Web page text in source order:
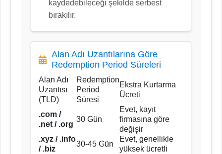
kaydedebileceği şekilde serbest
bırakılır.
Alan Adı Uzantılarına Göre
Redemption Period Süreleri
Alan Adı
Uzantısı
(TLD)
Redemption
Period
Süresi
Ekstra Kurtarma
Ücreti
.com /
.net / .org
30 Gün
Evet, kayıt
firmasına göre
değişir
.xyz / .info
/ .biz
30-45 Gün
Evet, genellikle
yüksek ücretli